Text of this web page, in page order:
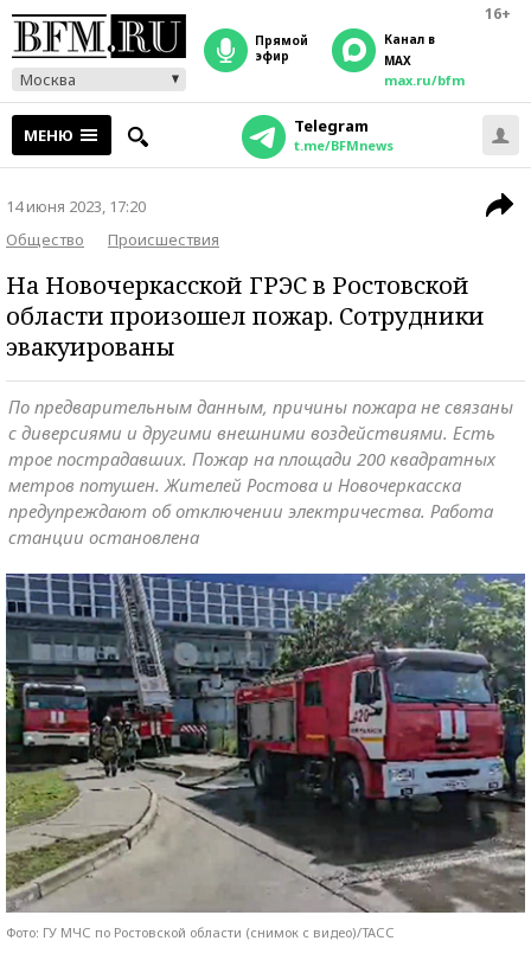
16+
Москва
прямой
эфир
Канал в
MAX
max.ru/bfm
МЕНЮ Telegram
t.me/BFMnews
14 июня 2023, 17:20
Общество
Происшествия
На Новочеркасской ГРЭС в Ростовской
области произошел пожар. Сотрудники
эвакуированы
По предварительным данным, причины пожара не связаны
с диверсиями и другими внешними воздействиями. Есть
трое пострадавших. Пожар на площади 200 квадратных
метров потушен. Жителей Ростова и Новочеркасска
предупреждают об отключении электричества. Работа
станции остановлена
Фото: ГУ МЧС по Ростовской области (снимок с видео)/ТАСС